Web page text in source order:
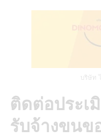
บริษัท
ติดต่อประเ
รับจ้างขนข